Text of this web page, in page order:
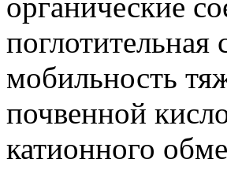
поглотительная
мобильность
почвенной
катионного